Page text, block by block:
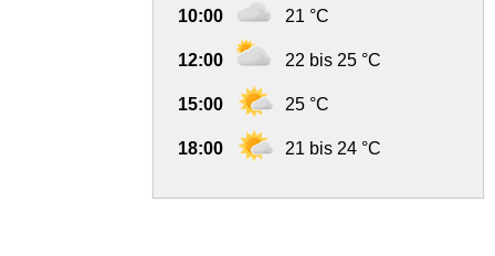
10:00 21 °C
12:00 22 bis 25 °C
15:00 25 °C
18:00 21 bis 24 °C